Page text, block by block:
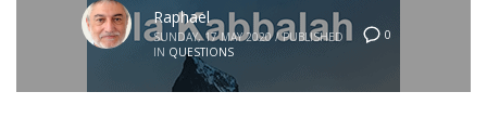
0
Raphael
SUNDAY, 17 MAY 2020 / PUBLISHED
IN QUESTIONS